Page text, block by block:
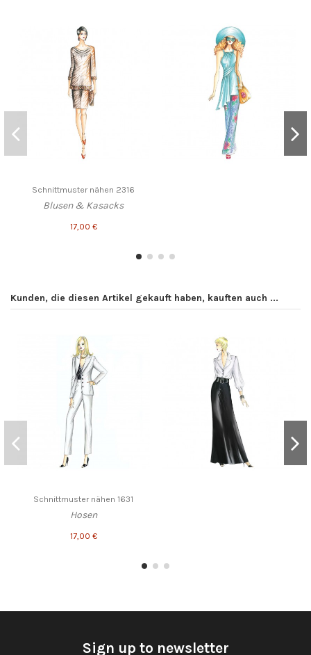
Schnittmuster nähen 2316
Blusen & Kasacks
17,00 €
Kunden, die diesen Artikel gekauft haben, kauften auch ...
Schnittmuster nähen 1631
Hosen
17,00 €
Sign up to newsletter